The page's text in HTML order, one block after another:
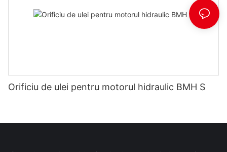
Orificiu de ulei pentru motorul hidraulic BMH S